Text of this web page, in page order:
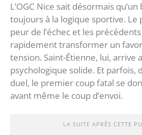
‎L’OGC Nice sait désormais
toujours à la logique sportive. Le
peur de l’échec et les
rapidement transformer un
tension. ‎Saint-Étienne, lui, arrive
psychologique solide. Et parfois,
duel, le premier coup fatal se
avant même le coup d’envoi.
LA SUITE APRÈS CETTE